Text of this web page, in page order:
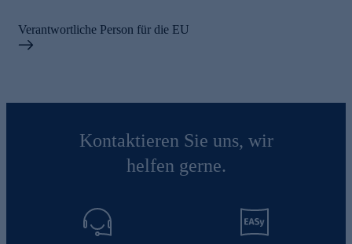
Verantwortliche Person für die EU
Kontaktieren Sie uns, wir
helfen gerne.